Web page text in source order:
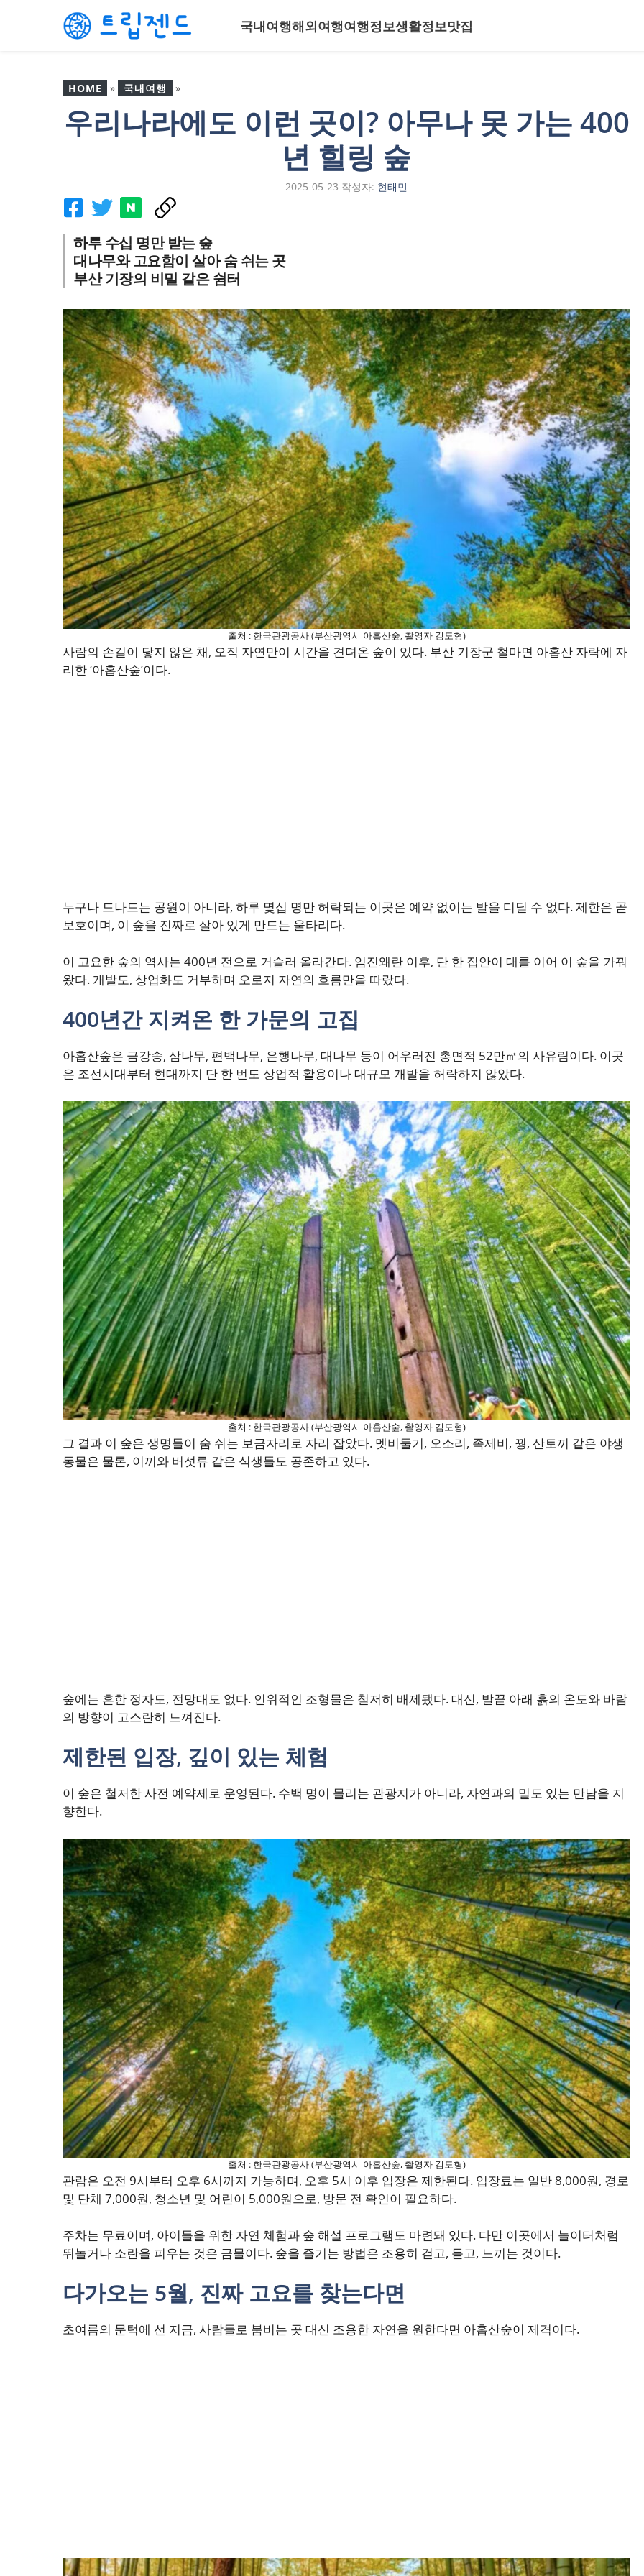
국내여행해외여행여행정보생활정보맛집
HOME » 국내여행 »
우리나라에도 이런 곳이?
아무나 못 가는 400년 힐
우리나라에도 이런 곳이? 아무나 못 가는 400
년 힐링 숲
2025-05-23 작성자: 현태민
하루 수십 명만 받는 숲
대나무와 고요함이 살아 숨 쉬는 곳
부산 기장의 비밀 같은 쉼터
출처 : 한국관광공사 (부산광역시 아홉산숲, 촬영자 김도형)
사람의 손길이 닿지 않은 채, 오직 자연만이 시간을 견뎌온 숲이 있다. 부산 기장군 철마면 아홉산 자락에 자
리한 ‘아홉산숲’이다.
누구나 드나드는 공원이 아니라, 하루 몇십 명만 허락되는 이곳은 예약 없이는 발을 디딜 수 없다. 제한은 곧
보호이며, 이 숲을 진짜로 살아 있게 만드는 울타리다.
이 고요한 숲의 역사는 400년 전으로 거슬러 올라간다. 임진왜란 이후, 단 한 집안이 대를 이어 이 숲을 가꿔
왔다. 개발도, 상업화도 거부하며 오로지 자연의 흐름만을 따랐다.
400년간 지켜온 한 가문의 고집
아홉산숲은 금강송, 삼나무, 편백나무, 은행나무, 대나무 등이 어우러진 총면적 52만㎡의 사유림이다. 이곳
은 조선시대부터 현대까지 단 한 번도 상업적 활용이나 대규모 개발을 허락하지 않았다.
출처 : 한국관광공사 (부산광역시 아홉산숲, 촬영자 김도형)
그 결과 이 숲은 생명들이 숨 쉬는 보금자리로 자리 잡았다. 멧비둘기, 오소리, 족제비, 꿩, 산토끼 같은 야생
동물은 물론, 이끼와 버섯류 같은 식생들도 공존하고 있다.
숲에는 흔한 정자도, 전망대도 없다. 인위적인 조형물은 철저히 배제됐다. 대신, 발끝 아래 흙의 온도와 바람
의 방향이 고스란히 느껴진다.
제한된 입장, 깊이 있는 체험
이 숲은 철저한 사전 예약제로 운영된다. 수백 명이 몰리는 관광지가 아니라, 자연과의 밀도 있는 만남을 지
향한다.
출처 : 한국관광공사 (부산광역시 아홉산숲, 촬영자 김도형)
관람은 오전 9시부터 오후 6시까지 가능하며, 오후 5시 이후 입장은 제한된다. 입장료는 일반 8,000원, 경로
및 단체 7,000원, 청소년 및 어린이 5,000원으로, 방문 전 확인이 필요하다.
주차는 무료이며, 아이들을 위한 자연 체험과 숲 해설 프로그램도 마련돼 있다. 다만 이곳에서 놀이터처럼
뛰놀거나 소란을 피우는 것은 금물이다. 숲을 즐기는 방법은 조용히 걷고, 듣고, 느끼는 것이다.
다가오는 5월, 진짜 고요를 찾는다면
초여름의 문턱에 선 지금, 사람들로 붐비는 곳 대신 조용한 자연을 원한다면 아홉산숲이 제격이다.